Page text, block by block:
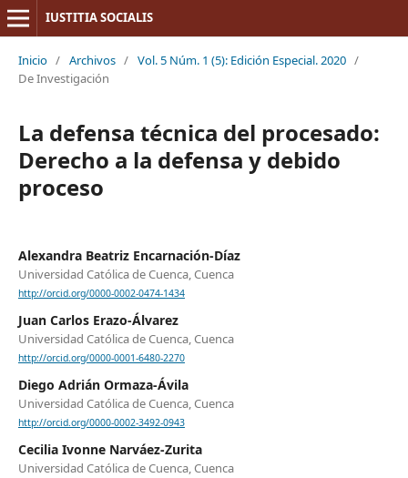
IUSTITIA SOCIALIS
Inicio / Archivos / Vol. 5 Núm. 1 (5): Edición Especial. 2020 /
De Investigación
La defensa técnica del procesado:
Derecho a la defensa y debido
proceso
Alexandra Beatriz Encarnación-Díaz
Universidad Católica de Cuenca, Cuenca
http://orcid.org/0000-0002-0474-1434
Juan Carlos Erazo-Álvarez
Universidad Católica de Cuenca, Cuenca
http://orcid.org/0000-0001-6480-2270
Diego Adrián Ormaza-Ávila
Universidad Católica de Cuenca, Cuenca
http://orcid.org/0000-0002-3492-0943
Cecilia Ivonne Narváez-Zurita
Universidad Católica de Cuenca, Cuenca